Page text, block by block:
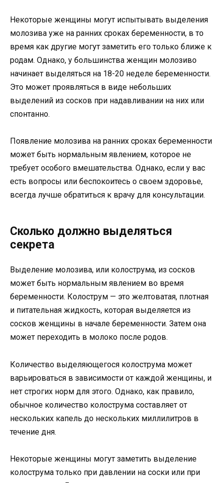
Некоторые женщины могут испытывать выделения
молозива уже на ранних сроках беременности, в то
время как другие могут заметить его только ближе к
родам. Однако, у большинства женщин молозиво
начинает выделяться на 18-20 неделе беременности.
Это может проявляться в виде небольших
выделений из сосков при надавливании на них или
спонтанно.
Появление молозива на ранних сроках беременности
может быть нормальным явлением, которое не
требует особого вмешательства. Однако, если у вас
есть вопросы или беспокоитесь о своем здоровье,
всегда лучше обратиться к врачу для консультации.
Сколько должно выделяться
секрета
Выделение молозива, или колострума, из сосков
может быть нормальным явлением во время
беременности. Колострум — это желтоватая, плотная
и питательная жидкость, которая выделяется из
сосков женщины в начале беременности. Затем она
может переходить в молоко после родов.
Количество выделяющегося колострума может
варьироваться в зависимости от каждой женщины, и
нет строгих норм для этого. Однако, как правило,
обычное количество колострума составляет от
нескольких капель до нескольких миллилитров в
течение дня.
Некоторые женщины могут заметить выделение
колострума только при давлении на соски или при